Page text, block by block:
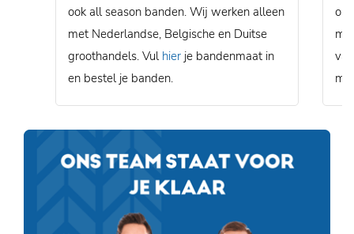
ook all season banden. Wij werken alleen
met Nederlandse, Belgische en Duitse
groothandels. Vul hier je bandenmaat in
en bestel je banden.